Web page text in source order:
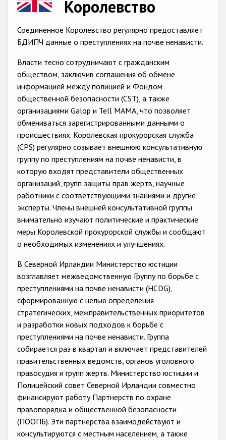
Racist and xenophobic hate crime
Anti-Roma hate crime
Anti-Muslim hate crime
Anti-Christian hate crime
Other hate crime based on religion or belief
Gender-based hate crime
Anti-LGBTI hate crime
Disability hate crime
Проекты БДИПЧ
Организации гражданского общества
Государства-участники
Королевство
Соединенное Королевство регулярно предоставляет
БДИПЧ данные о преступлениях на почве ненависти.
Власти тесно сотрудничают с гражданским
обществом, заключив соглашения об обмене
информацией между полицией и Фондом
общественной безопасности (CST), а также
организациями Galop и Tell MAMA, что позволяет
обмениваться зарегистрированными данными о
происшествиях. Королевская прокурорская служба
(CPS) регулярно созывает внешнюю консультативную
группу по преступлениям на почве ненависти, в
которую входят представители общественных
организаций, групп защиты прав жертв, научные
работники с соответствующими знаниями и другие
эксперты. Члены внешней консультативной группы
внимательно изучают политические и практические
меры Королевской прокурорской службы и сообщают
о необходимых изменениях и улучшениях.
В Северной Ирландии Министерство юстиции
возглавляет межведомственную Группу по борьбе с
преступлениями на почве ненависти (HCDG),
сформированную с целью определения
стратегических, межправительственных приоритетов
и разработки новых подходов к борьбе с
преступлениями на почве ненависти. Группа
собирается раз в квартал и включает представителей
правительственных ведомств, органов уголовного
правосудия и групп жертв. Министерство юстиции и
Полицейский совет Северной Ирландии совместно
финансируют работу Партнерств по охране
правопорядка и общественной безопасности
(ПООПБ). Эти партнерства взаимодействуют и
консультируются с местным населением, а также